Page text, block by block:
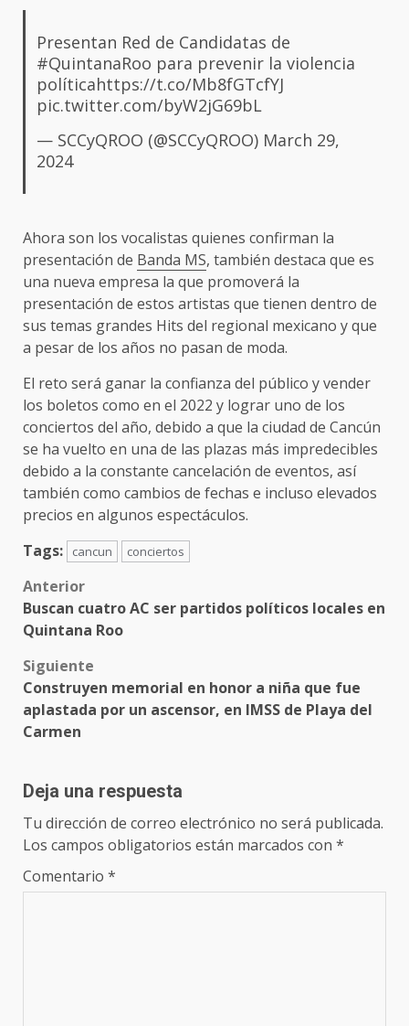
Presentan Red de Candidatas de
#QuintanaRoo para prevenir la violencia
políticahttps://t.co/Mb8fGTcfYJ
pic.twitter.com/byW2jG69bL
— SCCyQROO (@SCCyQROO) March 29,
2024
Ahora son los vocalistas quienes confirman la
presentación de Banda MS, también destaca que es
una nueva empresa la que promoverá la
presentación de estos artistas que tienen dentro de
sus temas grandes Hits del regional mexicano y que
a pesar de los años no pasan de moda.
El reto será ganar la confianza del público y vender
los boletos como en el 2022 y lograr uno de los
conciertos del año, debido a que la ciudad de Cancún
se ha vuelto en una de las plazas más impredecibles
debido a la constante cancelación de eventos, así
también como cambios de fechas e incluso elevados
precios en algunos espectáculos.
Tags:
cancun conciertos
Post
navigation
Anterior
Buscan cuatro AC ser partidos políticos locales en
Quintana Roo
Siguiente
Construyen memorial en honor a niña que fue
aplastada por un ascensor, en IMSS de Playa del
Carmen
Deja una respuesta
Tu dirección de correo electrónico no será publicada.
Los campos obligatorios están marcados con *
Comentario *